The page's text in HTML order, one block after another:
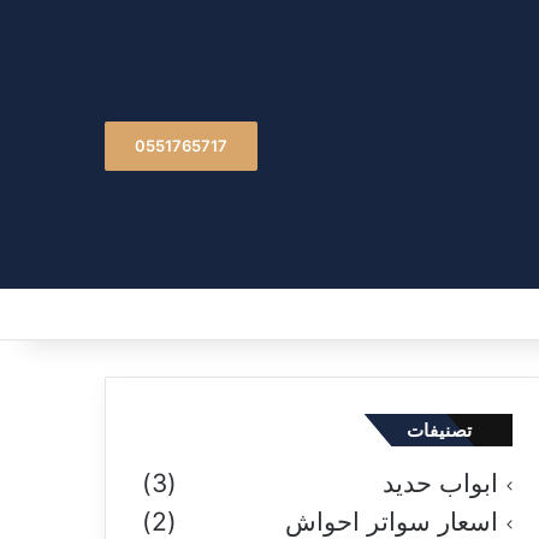
0551765717
تصنيفات
ابواب حديد
(3)
اسعار سواتر احواش
(2)